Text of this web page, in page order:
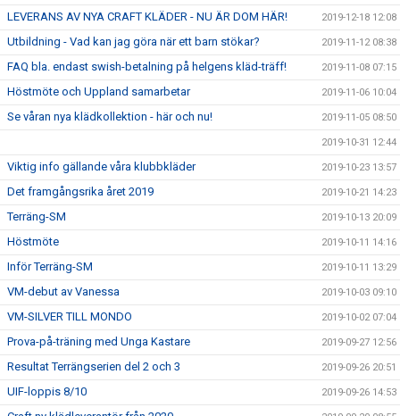
LEVERANS AV NYA CRAFT KLÄDER - NU ÄR DOM HÄR! 2019-12-18 12:08
Utbildning - Vad kan jag göra när ett barn stökar? 2019-11-12 08:38
FAQ bla. endast swish-betalning på helgens kläd-träff! 2019-11-08 07:15
Höstmöte och Uppland samarbetar 2019-11-06 10:04
Se våran nya klädkollektion - här och nu! 2019-11-05 08:50
2019-10-31 12:44
Viktig info gällande våra klubbkläder 2019-10-23 13:57
Det framgångsrika året 2019 2019-10-21 14:23
Terräng-SM 2019-10-13 20:09
Höstmöte 2019-10-11 14:16
Inför Terräng-SM 2019-10-11 13:29
VM-debut av Vanessa 2019-10-03 09:10
VM-SILVER TILL MONDO 2019-10-02 07:04
Prova-på-träning med Unga Kastare 2019-09-27 12:56
Resultat Terrängserien del 2 och 3 2019-09-26 20:51
UIF-loppis 8/10 2019-09-26 14:53